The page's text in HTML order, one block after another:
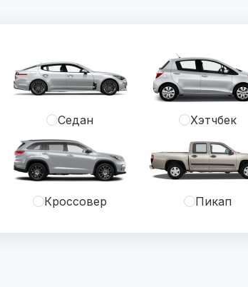
Седан Хэтчбек
Кроссовер Пикап